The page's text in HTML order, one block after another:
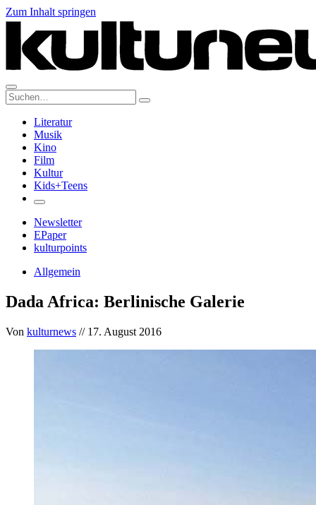
Zum Inhalt springen
Suche:
Literatur
Musik
Kino
Film
Kultur
Kids+Teens
Newsletter
EPaper
kulturpoints
Allgemein
Dada Africa: Berlinische Galerie
Von kulturnews // 17. August 2016